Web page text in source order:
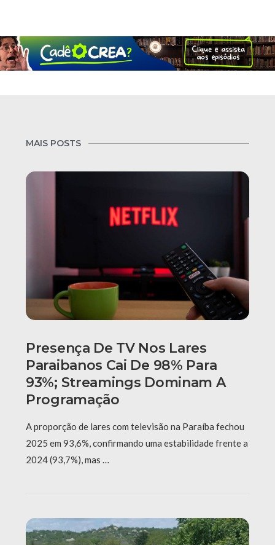
MAIS POSTS
Presença De TV Nos Lares
Paraibanos Cai De 98% Para
93%; Streamings Dominam A
Programação
A proporção de lares com televisão na Paraíba fechou
2025 em 93,6%, confirmando uma estabilidade frente a
2024 (93,7%), mas …